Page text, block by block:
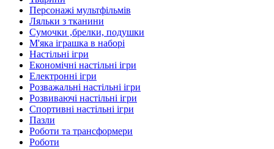
Персонажі мультфільмів
Ляльки з тканини
Сумочки ,брелки, подушки
М'яка іграшка в наборі
Настільні ігри
Економічні настільні ігри
Електронні ігри
Розважальні настільні ігри
Розвиваючі настільні ігри
Спортивні настільні ігри
Пазли
Роботи та трансформери
Роботи